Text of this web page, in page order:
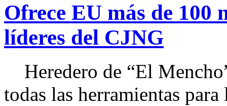
Ofrece EU más de 100
líderes del CJNG
Heredero de “El
todas las herramientas